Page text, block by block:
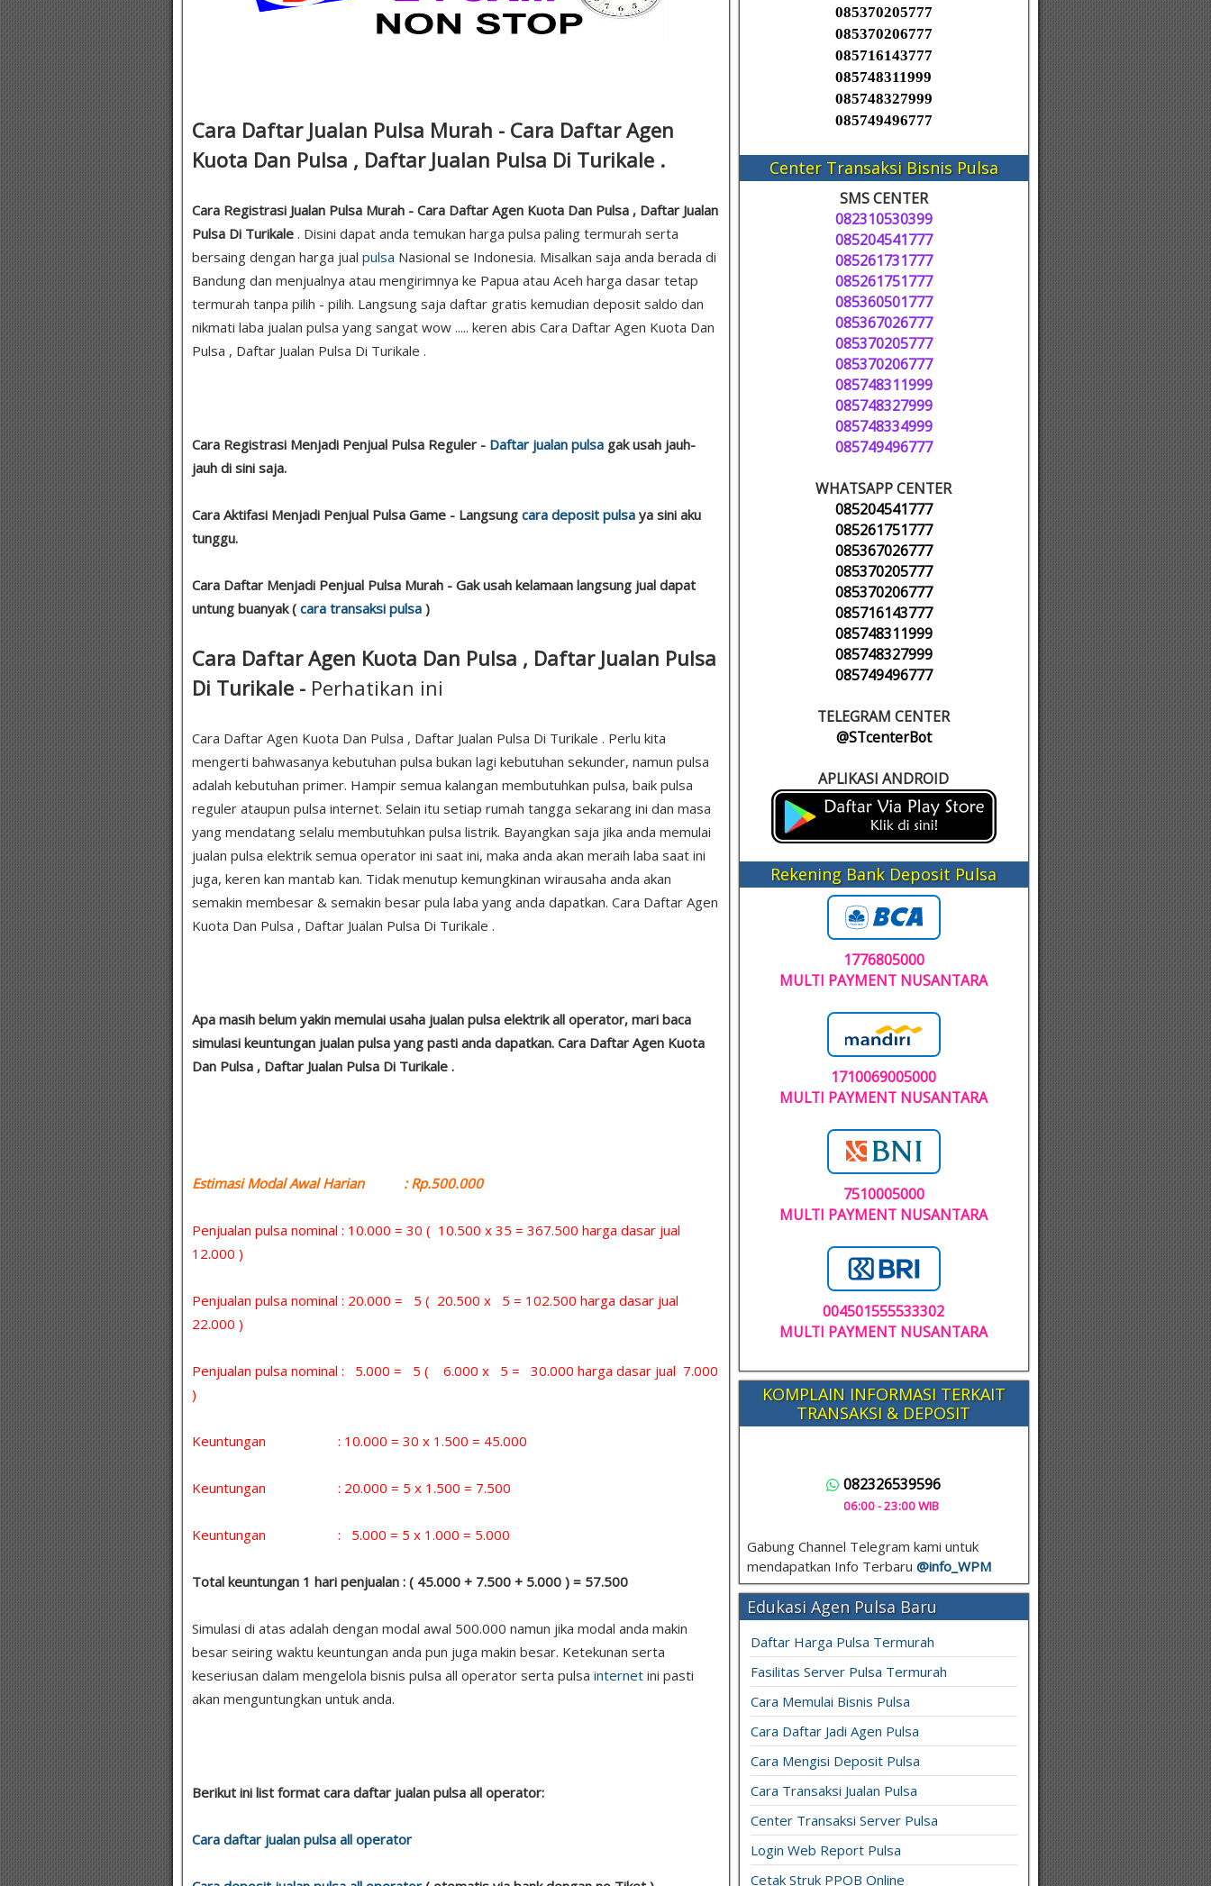
Cara Daftar Jualan Pulsa Murah - Cara Daftar Agen
Kuota Dan Pulsa , Daftar Jualan Pulsa Di Turikale .
Cara Registrasi Jualan Pulsa Murah - Cara Daftar Agen Kuota Dan Pulsa , Daftar Jualan
Pulsa Di Turikale . Disini dapat anda temukan harga pulsa paling termurah serta
bersaing dengan harga jual pulsa Nasional se Indonesia. Misalkan saja anda berada di
Bandung dan menjualnya atau mengirimnya ke Papua atau Aceh harga dasar tetap
termurah tanpa pilih - pilih. Langsung saja daftar gratis kemudian deposit saldo dan
nikmati laba jualan pulsa yang sangat wow ..... keren abis Cara Daftar Agen Kuota Dan
Pulsa , Daftar Jualan Pulsa Di Turikale .
Cara Registrasi Menjadi Penjual Pulsa Reguler - Daftar jualan pulsa gak usah jauh-
jauh di sini saja.
Cara Aktifasi Menjadi Penjual Pulsa Game - Langsung cara deposit pulsa ya sini aku
tunggu.
Cara Daftar Menjadi Penjual Pulsa Murah - Gak usah kelamaan langsung jual dapat
untung buanyak ( cara transaksi pulsa )
Cara Daftar Agen Kuota Dan Pulsa , Daftar Jualan Pulsa
Di Turikale - Perhatikan ini
Cara Daftar Agen Kuota Dan Pulsa , Daftar Jualan Pulsa Di Turikale . Perlu kita
mengerti bahwasanya kebutuhan pulsa bukan lagi kebutuhan sekunder, namun pulsa
adalah kebutuhan primer. Hampir semua kalangan membutuhkan pulsa, baik pulsa
reguler ataupun pulsa internet. Selain itu setiap rumah tangga sekarang ini dan masa
yang mendatang selalu membutuhkan pulsa listrik. Bayangkan saja jika anda memulai
jualan pulsa elektrik semua operator ini saat ini, maka anda akan meraih laba saat ini
juga, keren kan mantab kan. Tidak menutup kemungkinan wirausaha anda akan
semakin membesar & semakin besar pula laba yang anda dapatkan. Cara Daftar Agen
Kuota Dan Pulsa , Daftar Jualan Pulsa Di Turikale .
Apa masih belum yakin memulai usaha jualan pulsa elektrik all operator, mari baca
simulasi keuntungan jualan pulsa yang pasti anda dapatkan. Cara Daftar Agen Kuota
Dan Pulsa , Daftar Jualan Pulsa Di Turikale .
Estimasi Modal Awal Harian : Rp.500.000
Penjualan pulsa nominal : 10.000 = 30 ( 10.500 x 35 = 367.500 harga dasar jual
12.000 )
Penjualan pulsa nominal : 20.000 = 5 ( 20.500 x 5 = 102.500 harga dasar jual
22.000 )
Penjualan pulsa nominal : 5.000 = 5 ( 6.000 x 5 = 30.000 harga dasar jual 7.000
)
Keuntungan : 10.000 = 30 x 1.500 = 45.000
Keuntungan : 20.000 = 5 x 1.500 = 7.500
Keuntungan : 5.000 = 5 x 1.000 = 5.000
Total keuntungan 1 hari penjualan : ( 45.000 + 7.500 + 5.000 ) = 57.500
Simulasi di atas adalah dengan modal awal 500.000 namun jika modal anda makin
besar seiring waktu keuntungan anda pun juga makin besar. Ketekunan serta
keseriusan dalam mengelola bisnis pulsa all operator serta pulsa internet ini pasti
akan menguntungkan untuk anda.
Berikut ini list format cara daftar jualan pulsa all operator:
Cara daftar jualan pulsa all operator
085370205777
085370206777
085716143777
085748311999
085748327999
085749496777
Center Transaksi Bisnis Pulsa
SMS CENTER
082310530399
085204541777
085261731777
085261751777
085360501777
085367026777
085370205777
085370206777
085748311999
085748327999
085748334999
085749496777
WHATSAPP CENTER
085204541777
085261751777
085367026777
085370205777
085370206777
085716143777
085748311999
085748327999
085749496777
TELEGRAM CENTER
@STcenterBot
APLIKASI ANDROID
Rekening Bank Deposit Pulsa
1776805000
MULTI PAYMENT NUSANTARA
1710069005000
MULTI PAYMENT NUSANTARA
7510005000
MULTI PAYMENT NUSANTARA
004501555533302
MULTI PAYMENT NUSANTARA
KOMPLAIN INFORMASI TERKAIT
TRANSAKSI & DEPOSIT
082326539596
06:00 - 23:00 WIB
Gabung Channel Telegram kami untuk
mendapatkan Info Terbaru @info_ WPM
Edukasi Agen Pulsa Baru
Daftar Harga Pulsa Termurah
Fasilitas Server Pulsa Termurah
Cara Memulai Bisnis Pulsa
Cara Daftar Jadi Agen Pulsa
Cara Mengisi Deposit Pulsa
Cara Transaksi Jualan Pulsa
Center Transaksi Server Pulsa
Login Web Report Pulsa
Cetak Struk PPOB Online